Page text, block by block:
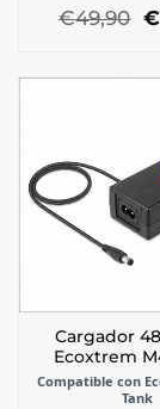
€49,90 El
€
Cargador
Ecoxtrem
Compatible con
Tank